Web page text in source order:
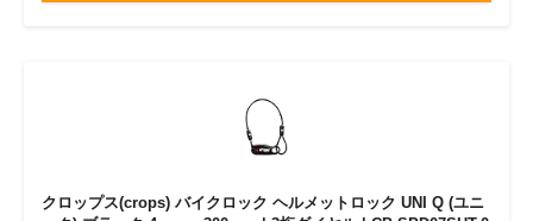
クロップス(crops) バイクロック ヘルメットロック UNI Q (ユニ